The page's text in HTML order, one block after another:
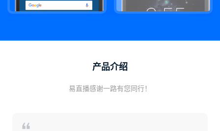
产品介绍
易直播感谢一路有您同行！